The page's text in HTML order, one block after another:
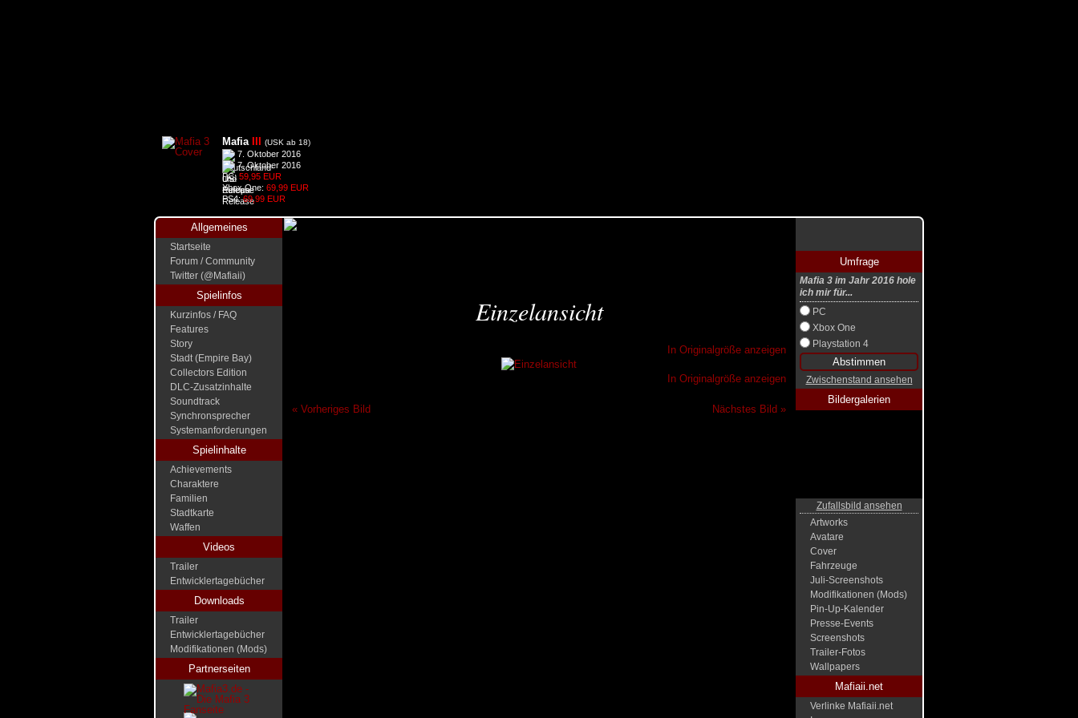
Mafia (USK ab 18)
7. Oktober 2016
7. Oktober 2016
PC: 59,95 EUR
Xbox One: 69,99 EUR
PS4:69,99 EUR
Allgemeines
Startseite
Forum / Community
Twitter (@Mafiaii)
Spielinfos
Kurzinfos / FAQ
Features
Story
Stadt (Empire Bay)
Collectors Edition
DLC-Zusatzinhalte
Soundtrack
Synchronsprecher
Systemanforderungen
Spielinhalte
Achievements
Charaktere
Familien
Stadtkarte
Waffen
Videos
Trailer
Entwicklertagebücher
Downloads
Trailer
Entwicklertagebücher
Modifikationen (Mods)
Partnerseiten
Umfrage
Mafia 3 im Jahr 2016 hole
ich mir für...
PC
Xbox One
Playstation 4
Zwischenstand ansehen
Bildergalerien
Zufallsbild ansehen
Artworks
Avatare
Cover
Fahrzeuge
Juli-Screenshots
Modifikationen (Mods)
Pin-Up-Kalender
Presse-Events
Screenshots
Trailer-Fotos
Wallpapers
Mafiaii.net
Verlinke Mafiaii.net
Einzelansicht
In Originalgröße anzeigen
In Originalgröße anzeigen
« Vorheriges Bild Nächstes Bild »